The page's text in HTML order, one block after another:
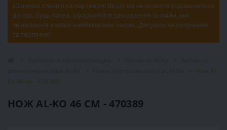
Шановні клієнти та партнери! Якщо ви не можете додзвонитися
до нас, будь ласка, оформляйте замовлення онлайн, ми
зв'яжемося з вами найближчим часом. Дякуємо за розуміння
та терпіння!
Нож Al-
Ko 46 см - 470389
НОЖ AL-KO 46 СМ - 470389